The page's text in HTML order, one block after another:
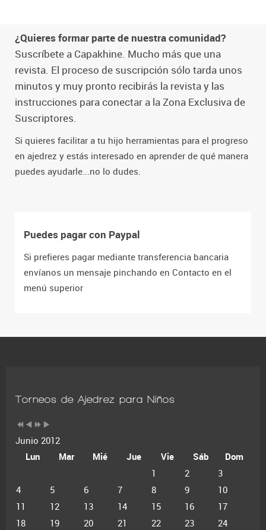
¿Quieres formar parte de nuestra comunidad?
Suscríbete a Capakhine. Mucho más que una
revista. El proceso de suscripción sólo tarda unos
minutos y muy pronto recibirás la revista y las
instrucciones para conectar a la Zona Exclusiva de
Suscriptores.
Si quieres facilitar a tu hijo herramientas para el progreso
en ajedrez y estás interesado en aprender de qué manera
puedes ayudarle...no lo dudes.
Puedes pagar con Paypal
Si prefieres pagar mediante transferencia bancaria
envíanos un mensaje pinchando en Contacto en el
menú superior
Torneos de Ajedrez para Niños
Junio 2012
Lun
Mar Mié Jue Vie Sáb
Dom
1
2
3
4
5 6 7 8 9
10
11
12 13 14 15 16
17
18
19 20 21 22 23
24